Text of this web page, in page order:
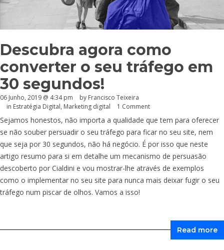
Descubra agora como
converter o seu tráfego em
30 segundos!
06 Junho, 2019 @ 4:34 pm by Francisco Teixeira
in Estratégia Digital, Marketing digital 1 Comment
Sejamos honestos, não importa a qualidade que tem para oferecer
se não souber persuadir o seu tráfego para ficar no seu site, nem
que seja por 30 segundos, não há negócio. É por isso que neste
artigo resumo para si em detalhe um mecanismo de persuasão
descoberto por Cialdini e vou mostrar-lhe através de exemplos
como o implementar no seu site para nunca mais deixar fugir o seu
tráfego num piscar de olhos. Vamos a isso!
Read more